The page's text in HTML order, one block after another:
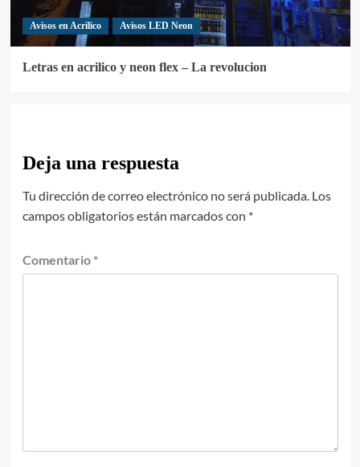
Avisos en Acrilico Avisos LED Neon
Letras en acrilico y neon flex – La revolucion
Deja una respuesta
Tu dirección de correo electrónico no será publicada. Los
campos obligatorios están marcados con *
Comentario *